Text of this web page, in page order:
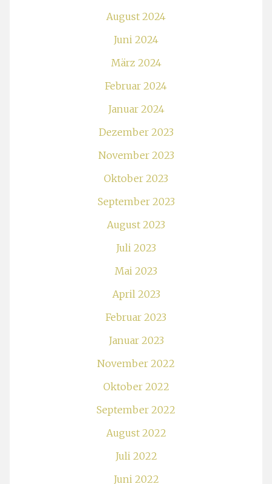
August 2024
Juni 2024
März 2024
Februar 2024
Januar 2024
Dezember 2023
November 2023
Oktober 2023
September 2023
August 2023
Juli 2023
Mai 2023
April 2023
Februar 2023
Januar 2023
November 2022
Oktober 2022
September 2022
August 2022
Juli 2022
Juni 2022